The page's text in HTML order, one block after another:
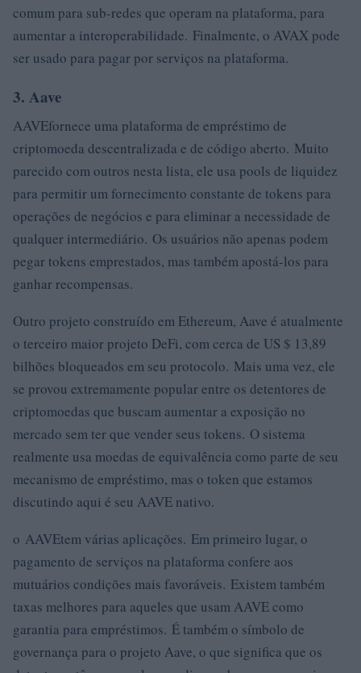
comum para sub-redes que operam na plataforma, para
aumentar a interoperabilidade. Finalmente, o AVAX pode
ser usado para pagar por serviços na plataforma.
3. Aave
AAVEfornece uma plataforma de empréstimo de
criptomoeda descentralizada e de código aberto. Muito
parecido com outros nesta lista, ele usa pools de liquidez
para permitir um fornecimento constante de tokens para
operações de negócios e para eliminar a necessidade de
qualquer intermediário. Os usuários não apenas podem
pegar tokens emprestados, mas também apostá-los para
ganhar recompensas.
Outro projeto construído em Ethereum, Aave é atualmente
o terceiro maior projeto DeFi, com cerca de US $ 13,89
bilhões bloqueados em seu protocolo. Mais uma vez, ele
se provou extremamente popular entre os detentores de
criptomoedas que buscam aumentar a exposição no
mercado sem ter que vender seus tokens. O sistema
realmente usa moedas de equivalência como parte de seu
mecanismo de empréstimo, mas o token que estamos
discutindo aqui é seu AAVE nativo.
o AAVEtem várias aplicações. Em primeiro lugar, o
pagamento de serviços na plataforma confere aos
mutuários condições mais favoráveis. Existem também
taxas melhores para aqueles que usam AAVE como
garantia para empréstimos. É também o símbolo de
governança para o projeto Aave, o que significa que os